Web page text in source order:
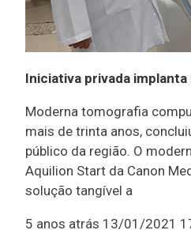
Iniciativa privada
Moderna tomografia
mais de trinta anos,
público da região. O
Aquilion Start da Canon
solução tangível a
5 anos atrás 13/01/2021